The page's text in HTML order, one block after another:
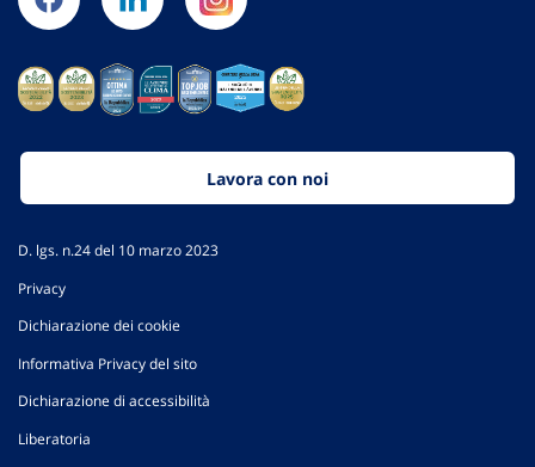
Lavora con noi
D. lgs. n.24 del 10 marzo 2023
Privacy
Dichiarazione dei cookie
Informativa Privacy del sito
Dichiarazione di accessibilità
Liberatoria